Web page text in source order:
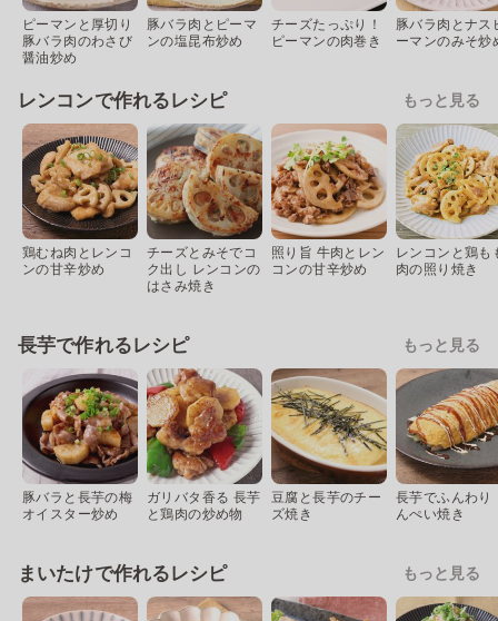
ピーマンと厚切り
豚バラ肉のわさび
醤油炒め
豚バラ肉とピーマ
ンの塩昆布炒め
チーズたっぷり！
ピーマンの肉巻き
豚バラ肉とナス
ーマンのみそ炒
レンコンで作れるレシピ もっと見る
鶏むね肉とレンコ
ンの甘辛炒め
チーズとみそでコ
ク出し レンコンの
はさみ焼き
照り旨 牛肉とレン
コンの甘辛炒め
レンコンと鶏も
肉の照り焼き
長芋で作れるレシピ もっと見る
豚バラと長芋の梅
オイスター炒め
ガリバタ香る 長芋
と鶏肉の炒め物
豆腐と長芋のチー
ズ焼き
長芋でふんわり
んぺい焼き
まいたけで作れるレシピ もっと見る